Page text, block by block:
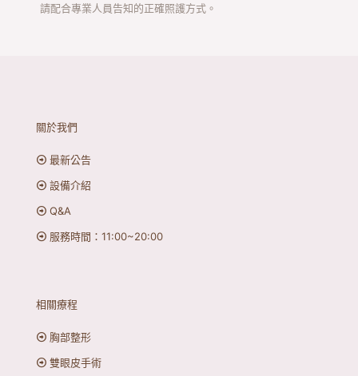
請配合專業人員告知的正確照護方式。
關於我們
最新公告
設備介紹
Q&A
服務時間：11:00~20:00
相關療程
胸部整形
雙眼皮手術